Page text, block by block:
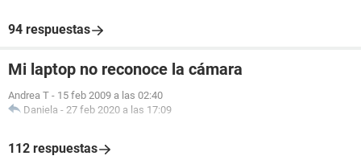
94 respuestas
Mi laptop no reconoce la cámara
Andrea T - 15 feb 2009 a las 02:40
Daniela - 27 feb 2020 a las 17:09
112 respuestas